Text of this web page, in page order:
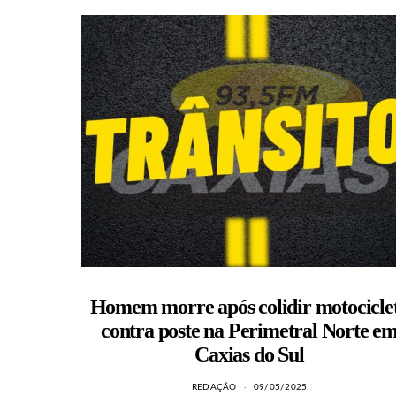
Homem morre após colidir
contra poste na Perimetral Norte
Caxias do Sul
REDAÇÃO 09/05/2025